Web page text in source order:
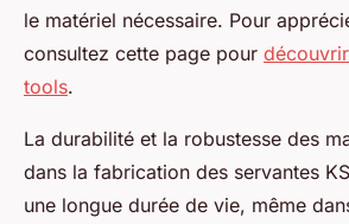
le matériel nécessaire. Pour
consultez cette page pour
tools.
La durabilité et la robustesse des
dans la fabrication des servantes
une longue durée de vie, même